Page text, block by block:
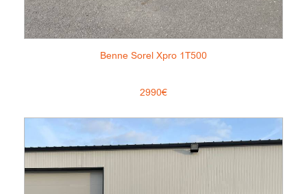
Benne Sorel Xpro 1T500
2990€